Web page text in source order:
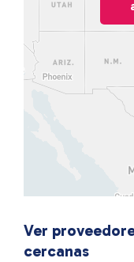
Ver
cercanas